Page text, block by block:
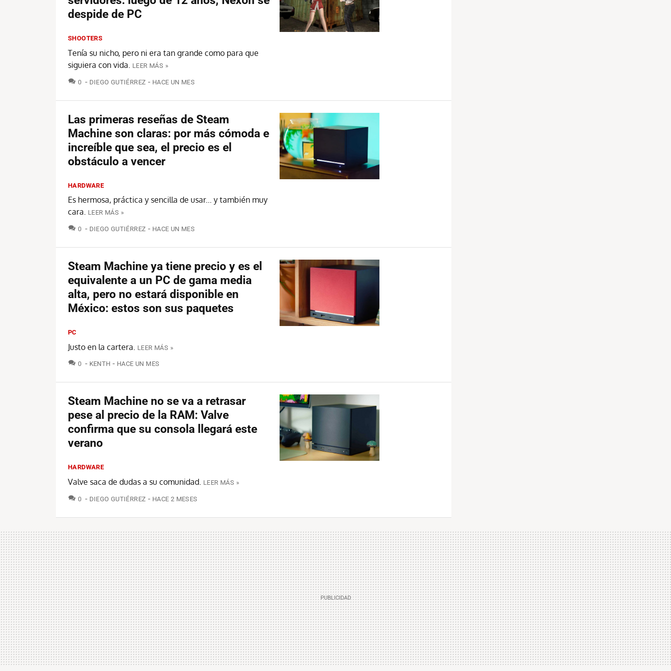
despide de PC
SHOOTERS
Tenía su nicho, pero ni era tan grande como para que
siguiera con vida.
LEER MÁS »
0 COMENTARIOS
DIEGO GUTIÉRREZ HACE UN MES
Las primeras reseñas de Steam
Machine son claras: por más cómoda e
increíble que sea, el precio es el
obstáculo a vencer
HARDWARE
Es hermosa, práctica y sencilla de usar... y también muy
cara. LEER MÁS »
0 COMENTARIOS
DIEGO GUTIÉRREZ HACE UN MES
Steam Machine ya tiene precio y es el
equivalente a un PC de gama media
alta, pero no estará disponible en
México: estos son sus paquetes
PC
Justo en la cartera. LEER MÁS »
0 COMENTARIOS
KENTH HACE UN MES
Steam Machine no se va a retrasar
pese al precio de la RAM: Valve
confirma que su consola llegará este
verano
HARDWARE
Valve saca de dudas a su comunidad. LEER MÁS »
0 COMENTARIOS
DIEGO GUTIÉRREZ HACE 2 MESES